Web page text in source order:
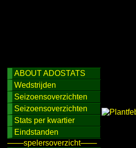
ABOUT ADOSTATS
Wedstrijden
Seizoensoverzichten
Seizoensoverzichten
Stats per kwartier
Eindstanden
───spelersoverzicht───